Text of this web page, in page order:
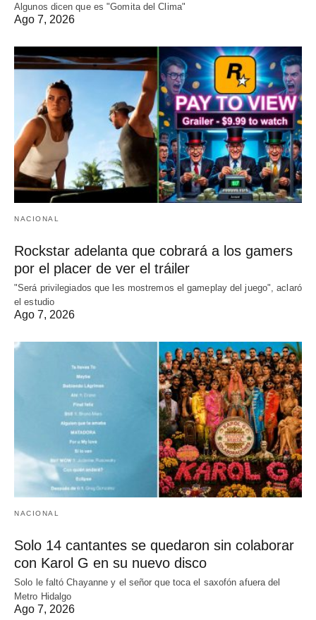
Algunos dicen que es "Gomita del Clima"
Ago 7, 2026
NACIONAL
Rockstar adelanta que cobrará a los gamers
por el placer de ver el tráiler
"Será privilegiados que les mostremos el gameplay del juego", aclaró
el estudio
Ago 7, 2026
NACIONAL
Solo 14 cantantes se quedaron sin colaborar
con Karol G en su nuevo disco
Solo le faltó Chayanne y el señor que toca el saxofón afuera del
Metro Hidalgo
Ago 7, 2026